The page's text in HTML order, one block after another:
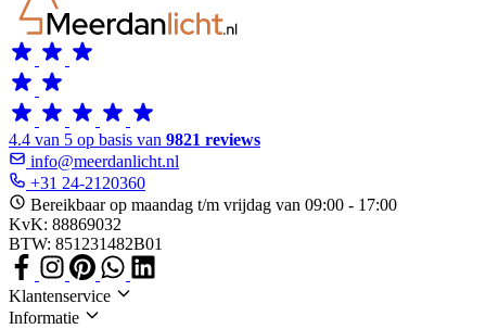
4.4 van 5 op basis van 9821 reviews
info@meerdanlicht.nl
+31 24-2120360
Bereikbaar op maandag t/m vrijdag van 09:00 - 17:00
KvK: 88869032
BTW: 851231482B01
Klantenservice
Informatie